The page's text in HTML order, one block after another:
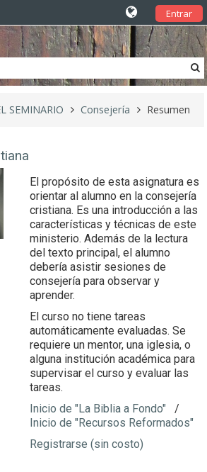
Entrar
SEMINARIO Consejería Resumen
El propósito de esta asignatura es
orientar al alumno en la consejería
cristiana. Es una introducción a las
características y técnicas de este
ministerio. Además de la lectura
del texto principal, el alumno
debería asistir sesiones de
consejería para observar y
aprender.
El curso no tiene tareas
automáticamente evaluadas. Se
requiere un mentor, una iglesia, o
alguna institución académica para
supervisar el curso y evaluar las
tareas.
Inicio de "La Biblia a Fondo"/
Inicio de "Recursos Reformados"
Registrarse (sin costo)